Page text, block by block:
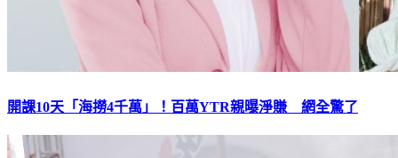
開課10天「海撈4千萬」！百萬YTR親曝淨賺 網全驚了